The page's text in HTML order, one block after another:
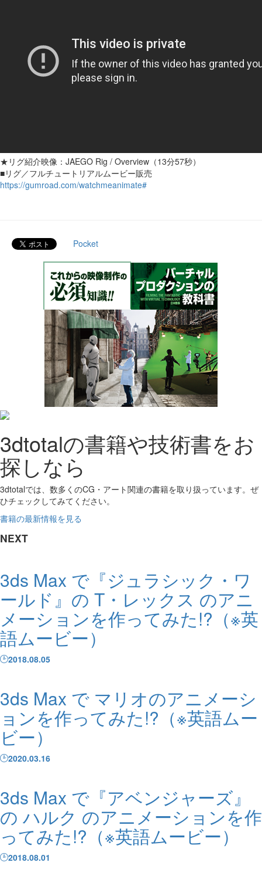
★リグ紹介映像：JAEGO Rig / Overview（13分57秒）
■リグ／フルチュートリアルムービー販売
https://gumroad.com/watchmeanimate#
Pocket
3dtotalの書籍や技術書をお
探しなら
3dtotalでは、数多くのCG・アート関連の書籍を取り扱っています。ぜ
ひチェックしてみてください。
書籍の最新情報を見る
NEXT
3ds Max で『ジュラシック・ワ
ールド』の T・レックス のアニ
メーションを作ってみた!?（※英
語ムービー）
2018.08.05
3ds Max で マリオのアニメーシ
ョンを作ってみた!?（※英語ムー
ビー）
2020.03.16
3ds Max で『アベンジャーズ』
の ハルク のアニメーションを作
ってみた!?（※英語ムービー）
2018.08.01